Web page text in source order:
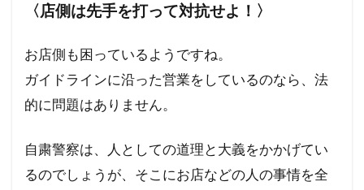
〈店側は先手を打って対抗せよ！〉
お店側も困っているようですね。
ガイドラインに沿った営業をしているのなら、法
的に問題はありません。
自粛警察は、人としての道理と大義をかかげてい
るのでしょうが、そこにお店などの人の事情を全